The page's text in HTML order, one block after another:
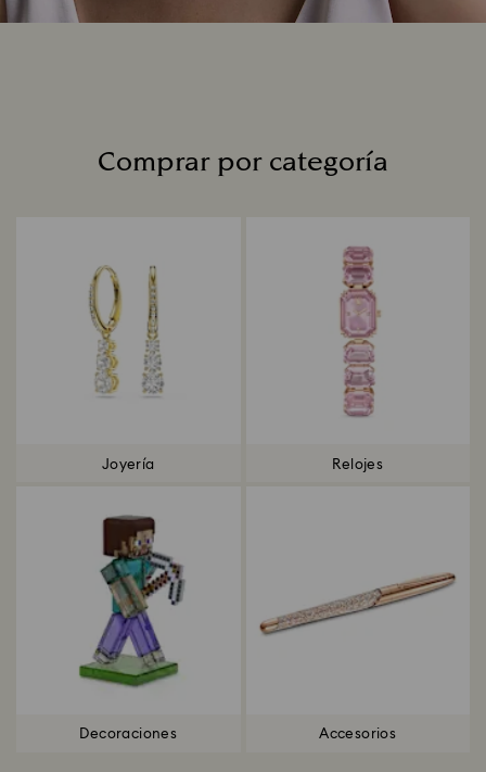
Comprar por categoría
Joyería Relojes
Decoraciones Accesorios